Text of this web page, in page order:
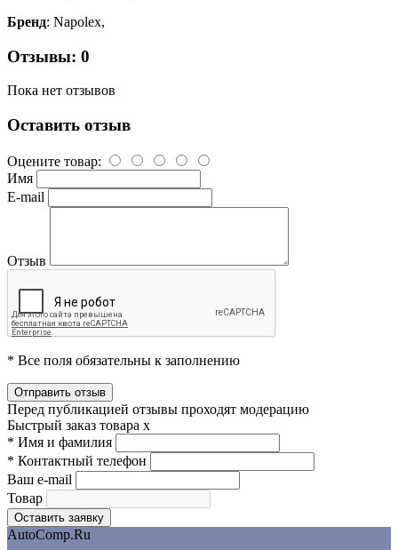
Бренд: Napolex,
Отзывы: 0
Пока нет отзывов
Оставить отзыв
Оцените товар:
Имя
E-mail
Отзыв
* Все поля обязательны к заполнению
Перед публикацией отзывы проходят модерацию
Быстрый заказ товара x
* Имя и фамилия
* Контактный телефон
Ваш e-mail
Товар
AutoComp.Ru